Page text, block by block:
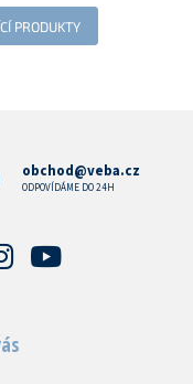
PRODUKTY
obchod@veba.cz
ODPOVÍDÁME DO 24H